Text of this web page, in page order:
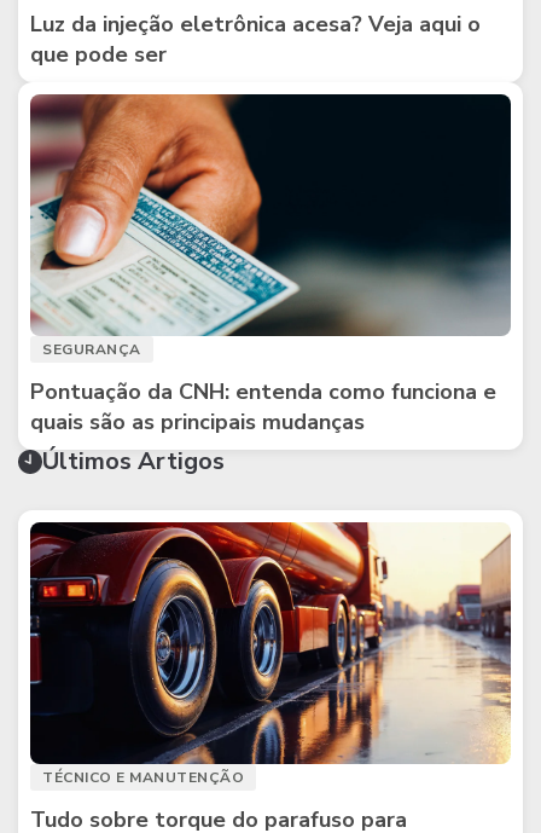
Luz da injeção eletrônica acesa? Veja aqui o
que pode ser
SEGURANÇA
Pontuação da CNH: entenda como funciona e
quais são as principais mudanças
Últimos Artigos
TÉCNICO E MANUTENÇÃO
Tudo sobre torque do parafuso para